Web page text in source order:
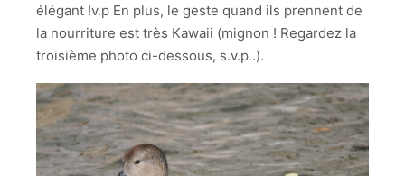
élégant !v.p En plus, le geste quand ils prennent de
la nourriture est très Kawaii (mignon ! Regardez la
troisième photo ci-dessous, s.v.p..).